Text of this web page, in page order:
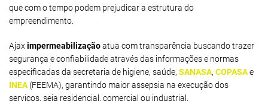
que com o tempo podem prejudicar a estrutura do
empreendimento.
Ajaximpermeabilizaçãoatua com transparência buscando trazer
segurança e confiabilidade através das informações e normas
especificadas da secretaria de higiene, saúde, SANASA, COPASAe
INEA (FEEMA), garantindo maior assepsia na execução dos
serviços, seja residencial, comercial ou industrial.